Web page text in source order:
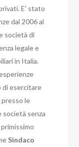
E’ stato
dal 2006 al
società di
legale e
in Italia.
di esercitare
presso le
società senza
Sindaco